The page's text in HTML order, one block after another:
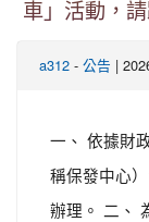
車」活動，
a312 - 公告 |
一、 依據財
稱保發中心
辦理。 二、